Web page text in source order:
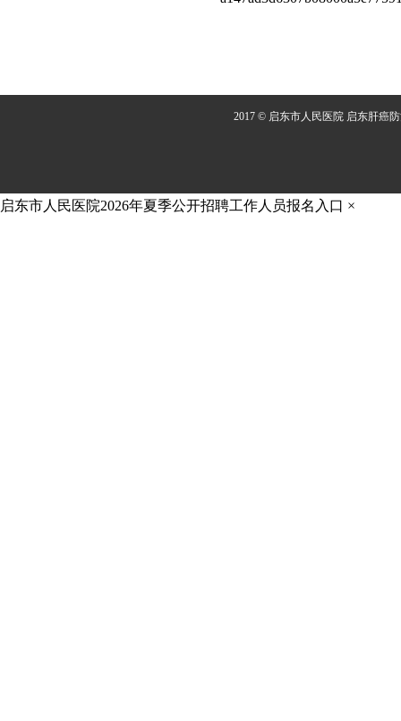
2017 © 启东市人民医院 启东肝癌
启东市人民医院2026年夏季公开招聘工作人员报名入口 ×